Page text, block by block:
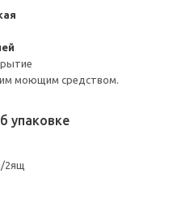
моющим средством.
упаковке
2ящ